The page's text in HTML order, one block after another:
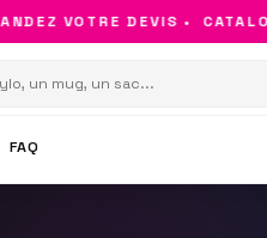
VOTRE DEVIS •
FAQ